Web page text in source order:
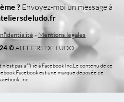
? Envoyez-moi un message à
- Mentions légales
©ATELIERS DE LUDO​
pas affilié à Facebook Inc.Le contenu de ce
est une marque déposée de
Inc.